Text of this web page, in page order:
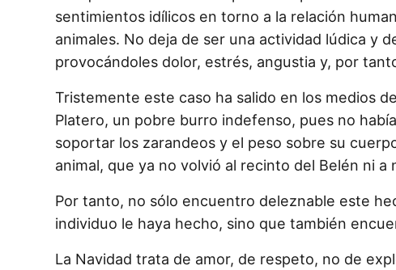
sentimientos idílicos en torno a la relación
animales. No deja de ser una actividad lúdica y
provocándoles dolor, estrés, angustia y, por
Tristemente este caso ha salido en los medios
Platero, un pobre burro indefenso, pues no
soportar los zarandeos y el peso sobre su
animal, que ya no volvió al recinto del Belén ni
Por tanto, no sólo encuentro deleznable este
individuo le haya hecho, sino que también
La Navidad trata de amor, de respeto, no de